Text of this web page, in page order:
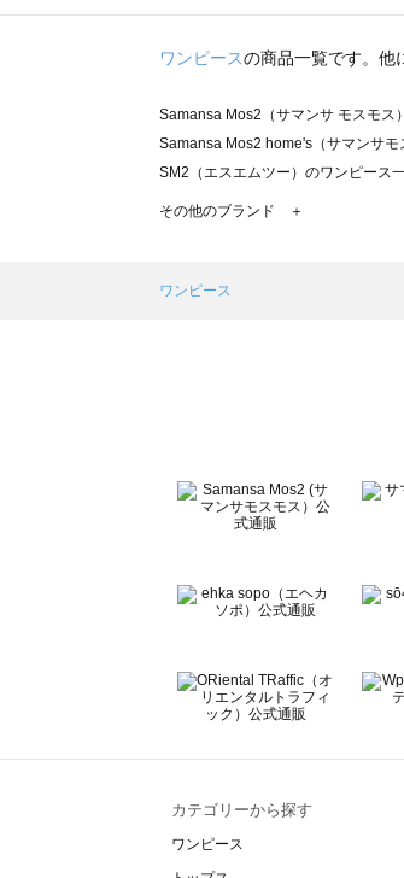
ワンピースの商品一覧です。他
Samansa Mos2（サマンサ モスモス
Samansa Mos2 home's（サマンサ
SM2（エスエムツー）のワンピース
TSUHARU by Samansa Mos2（ツハ
Samansa Mos2 Lagom（サマンサモ
BETTY'S BLUE（べティーズブルー
Wpc.（ワールドパーティー）のワン
その他のブランド ＋
ワンピース
カテゴリーから探す
ワンピース